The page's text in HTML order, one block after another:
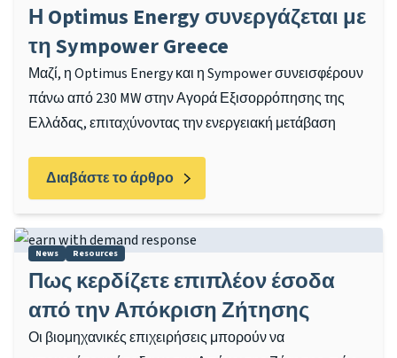
Η Optimus Energy συνεργάζεται με
τη Sympower Greece
Μαζί, η Optimus Energy και η Sympower συνεισφέρουν
πάνω από 230 MW στην Αγορά Εξισορρόπησης της
Ελλάδας, επιταχύνοντας την ενεργειακή μετάβαση
Διαβάστε το άρθρο
News Resources
Πως κερδίζετε επιπλέον έσοδα
από την Απόκριση Ζήτησης
Οι βιομηχανικές επιχειρήσεις μπορούν να